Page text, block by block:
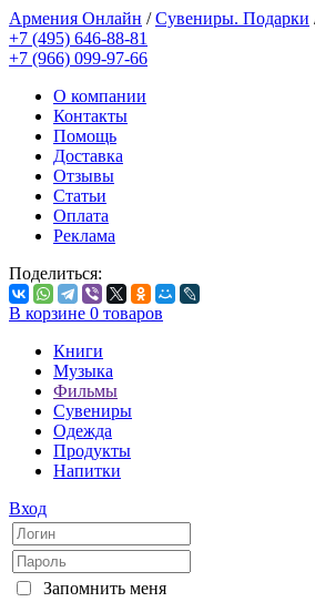
Армения Онлайн /Сувениры. Подарки
+7 (495) 646-88-81
+7 (966) 099-97-66
О компании
Контакты
Помощь
Доставка
Отзывы
Статьи
Оплата
Реклама
Поделиться:
В корзине 0 товаров
Книги
Музыка
Фильмы
Сувениры
Одежда
Продукты
Напитки
Вход
Запомнить меня